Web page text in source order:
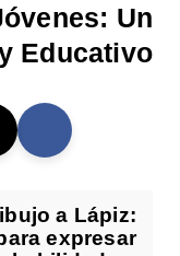
Un
Educativo
a Lápiz:
expresar